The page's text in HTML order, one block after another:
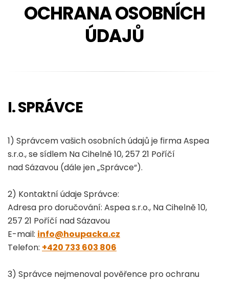
OCHRANA OSOBNÍCH
ÚDAJŮ
I. SPRÁVCE
1) Správcem vašich osobních údajů je firma Aspea
s.r.o., se sídlem Na Cihelně 10, 257 21 Poříčí
nad Sázavou (dále jen „Správce“).
2) Kontaktní údaje Správce:
Adresa pro doručování: Aspea s.r.o., Na Cihelně 10,
257 21 Poříčí nad Sázavou
E-mail: info@houpacka.cz
Telefon: +420 733 603 806
3) Správce nejmenoval pověřence pro ochranu